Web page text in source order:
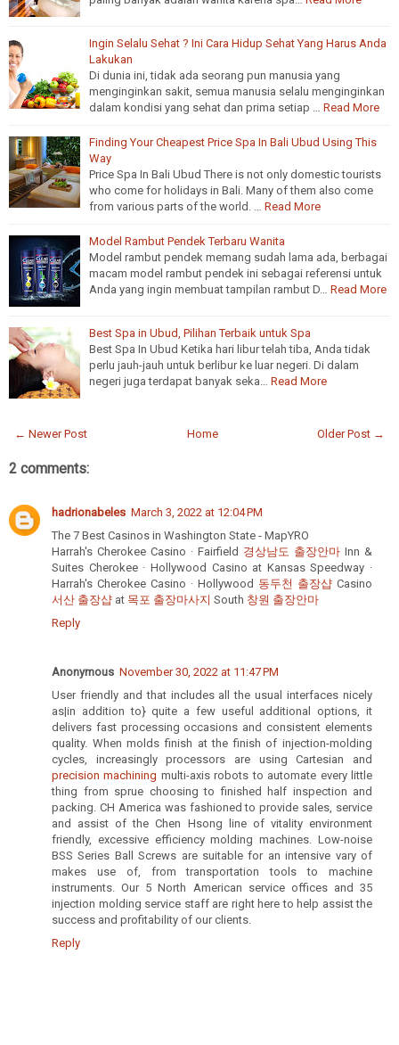
Ingin Selalu Sehat ? Ini Cara Hidup Sehat Yang Harus Anda
Lakukan
Di dunia ini, tidak ada seorang pun manusia yang
menginginkan sakit, semua manusia selalu menginginkan
dalam kondisi yang sehat dan prima setiap … Read More
Finding Your Cheapest Price Spa In Bali Ubud Using This
Way
Price Spa In Bali Ubud There is not only domestic tourists
who come for holidays in Bali. Many of them also come
from various parts of the world. … Read More
Model Rambut Pendek Terbaru Wanita
Model rambut pendek memang sudah lama ada, berbagai
macam model rambut pendek ini sebagai referensi untuk
Anda yang ingin membuat tampilan rambut D… Read More
Best Spa in Ubud, Pilihan Terbaik untuk Spa
Best Spa In Ubud Ketika hari libur telah tiba, Anda tidak
perlu jauh-jauh untuk berlibur ke luar negeri. Di dalam
negeri juga terdapat banyak seka… Read More
← Newer Post Older Post →
Home
2 comments:
hadrionabeles March 3, 2022 at 12:04 PM
The 7 Best Casinos in Washington State - MapYRO
Harrah's Cherokee Casino · Fairfield 경상남도 출장안마 Inn &
Suites Cherokee · Hollywood Casino at Kansas Speedway ·
Harrah's Cherokee Casino · Hollywood 동두천 출장샵 Casino
서산 출장샵 at 목포 출장마사지 South 창원 출장안마
Reply
Anonymous November 30, 2022 at 11:47 PM
User friendly and that includes all the usual interfaces nicely
as|in addition to} quite a few useful additional options, it
delivers fast processing occasions and consistent elements
quality. When molds finish at the finish of injection-molding
cycles, increasingly processors are using Cartesian and
precision machining multi-axis robots to automate every little
thing from sprue choosing to finished half inspection and
packing. CH America was fashioned to provide sales, service
and assist of the Chen Hsong line of vitality environment
friendly, excessive efficiency molding machines. Low-noise
BSS Series Ball Screws are suitable for an intensive vary of
makes use of, from transportation tools to machine
instruments. Our 5 North American service offices and 35
injection molding service staff are right here to help assist the
success and profitability of our clients.
Reply